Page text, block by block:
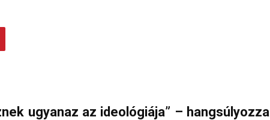
ugyanaz az ideológiája” – hangsúlyozza